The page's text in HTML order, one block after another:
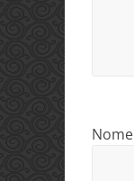
Nome